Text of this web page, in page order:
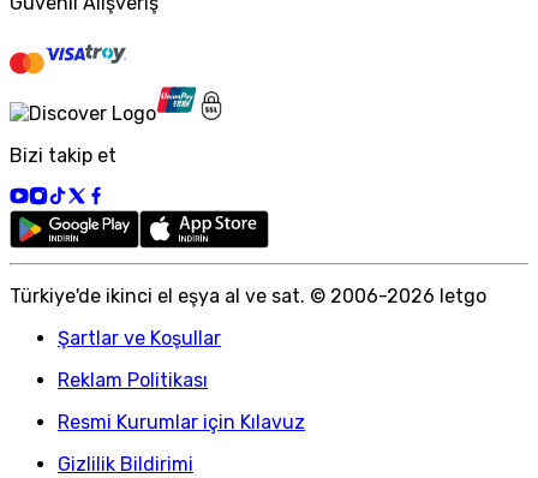
Bizi takip et
Türkiye'de ikinci el eşya al ve sat. © 2006-2026 letgo
Şartlar ve Koşullar
Reklam Politikası
Resmi Kurumlar için Kılavuz
Gizlilik Bildirimi